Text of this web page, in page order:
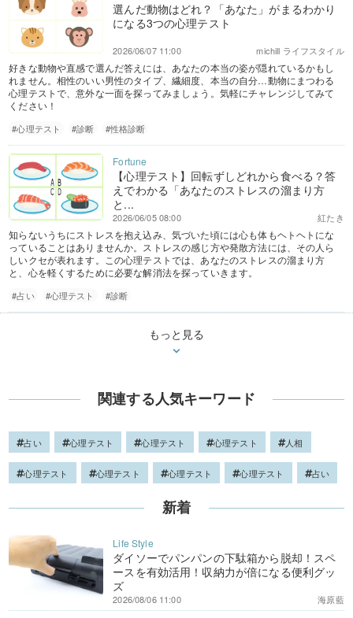
選んだ動物はどれ？「あなた」がまるわかり
になる3つの心理テスト
michill ライフスタイル
2026/06/07 11:00
好きな動物や直感で選んだ答えには、あなたの本当の姿が隠れているかもし
れません。相性のいい男性のタイプ、繊細度、本当の自分…動物にまつわる
心理テストで、意外な一面を探ってみましょう。気軽にチャレンジしてみて
ください！
#心理テスト #診断 #性格診断
【心理テスト】回転ずしどれから食べる？答
えでわかる「あなたのストレスの溜まり方
と...
紅たき
2026/06/05 08:00
知らないうちにストレスを抱え込み、気づいた頃には心も体もヘトヘトにな
っていることはありませんか。ストレスの感じ方や発散方法には、その人ら
しいクセが表れます。この心理テストでは、あなたのストレスの溜まり方
と、心を軽くするために必要な解消法を探っていきます。
#占い #心理テスト #診断
もっと見る
関連する人気キーワード
占い 心理テスト 心理テスト 心理テスト 人相
心理テスト 心理テスト 心理テスト 心理テスト 占い
新着
ダイソーでパンパンの下駄箱から脱却！スペ
ースを有効活用！収納力が倍になる便利グッ
ズ
海原藍
2026/08/06 11:00